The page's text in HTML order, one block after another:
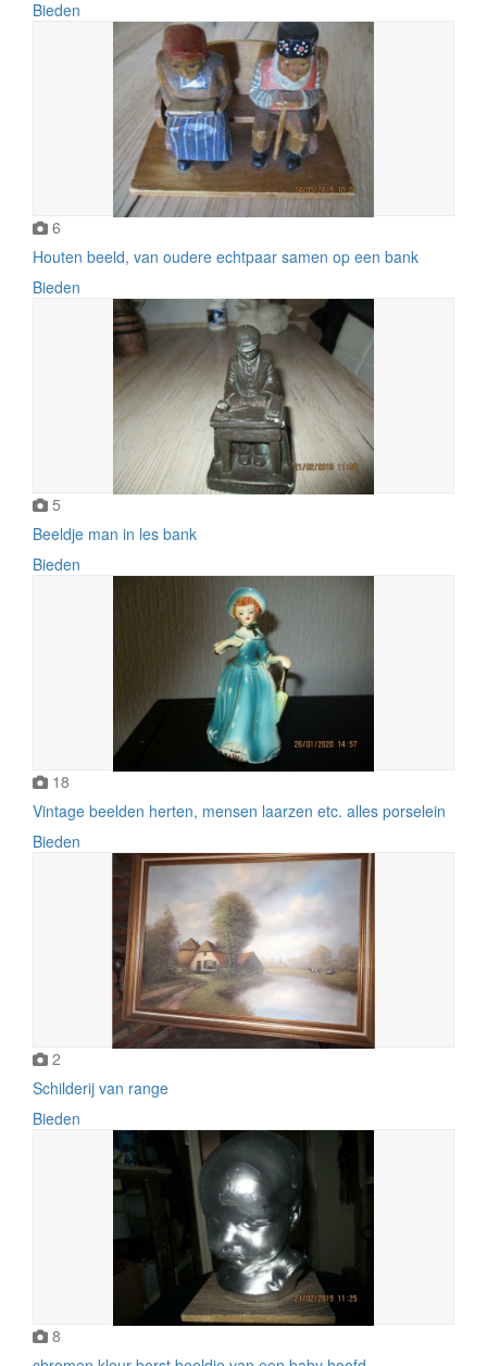
Bieden
6
Houten beeld, van oudere echtpaar samen op een bank
Bieden
5
Beeldje man in les bank
Bieden
18
Vintage beelden herten, mensen laarzen etc. alles porselein
Bieden
2
Schilderij van range
Bieden
8